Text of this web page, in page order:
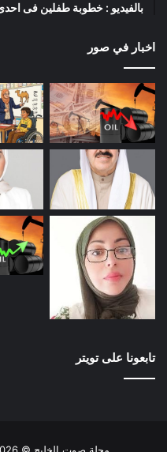
بالفيديو : خطوبة طفلين فى
اخبار في صور
تابعونا على تويتر
مجلة صوت الخليج © 2026، جميع الحقوق محفوظة |